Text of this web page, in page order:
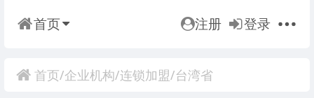
首页 注册 登录
首页/企业机构/连锁加盟/台湾省